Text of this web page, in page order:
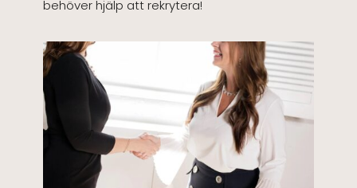
behöver hjälp att rekrytera!